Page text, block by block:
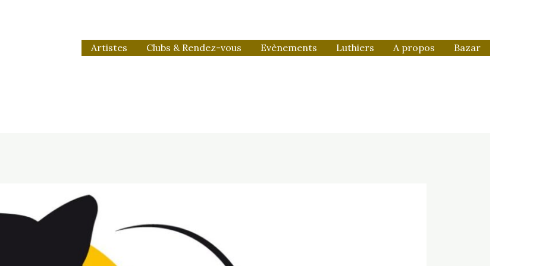
Artistes Clubs & Rendez-vous Evènements Luthiers A propos Bazar